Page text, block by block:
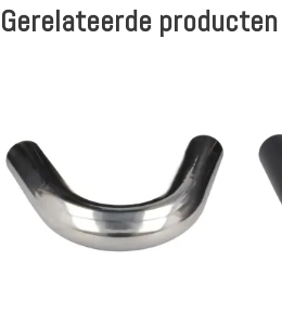
Gerelateerde producten